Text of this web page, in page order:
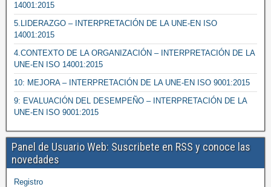
14001:2015
5.LIDERAZGO – INTERPRETACIÓN DE LA UNE-EN ISO
14001:2015
4.CONTEXTO DE LA ORGANIZACIÓN – INTERPRETACIÓN DE LA
UNE-EN ISO 14001:2015
10: MEJORA – INTERPRETACIÓN DE LA UNE-EN ISO 9001:2015
9: EVALUACIÓN DEL DESEMPEÑO – INTERPRETACIÓN DE LA
UNE-EN ISO 9001:2015
Panel de Usuario Web: Suscribete en RSS y conoce las
novedades
Registro